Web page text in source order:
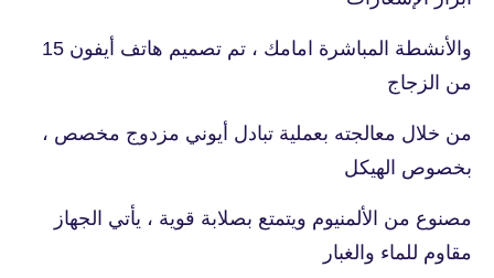
والأنشطة المباشرة امامك ، تم تصميم هاتف أيفون 15
من الزجاج
من خلال معالجته بعملية تبادل أيوني مزدوج مخصص ،
بخصوص الهيكل
مصنوع من الألمنيوم ويتمتع بصلابة قوية ، يأتي الجهاز
مقاوم للماء والغبار